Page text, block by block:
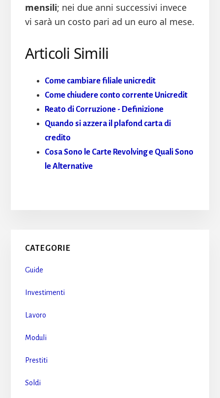
mensili; nei due anni successivi invece
vi sarà un costo pari ad un euro al mese.
Articoli Simili
Come cambiare filiale unicredit
Come chiudere conto corrente Unicredit
Reato di Corruzione - Definizione
Quando si azzera il plafond carta di
credito
Cosa Sono le Carte Revolving e Quali Sono
le Alternative
Primary
Sidebar
CATEGORIE
Guide
Investimenti
Lavoro
Moduli
Prestiti
Soldi